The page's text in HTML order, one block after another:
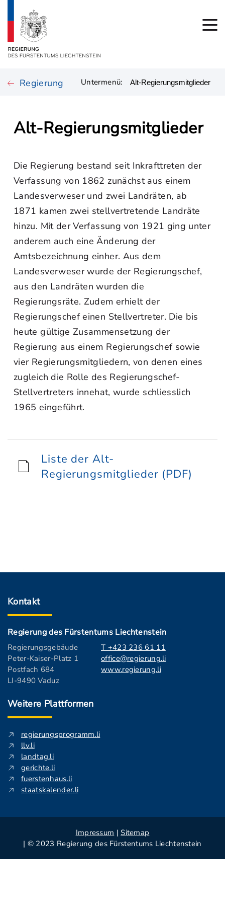
Regierung Untermenü:
Alt-Regierungsmitglieder
Die Regierung bestand seit Inkrafttreten der
Verfassung von 1862 zunächst aus einem
Landesverweser und zwei Landräten, ab
1871 kamen zwei stellvertretende Landräte
hinzu. Mit der Verfassung von 1921 ging unter
anderem auch eine Änderung der
Amtsbezeichnung einher. Aus dem
Landesverweser wurde der Regierungschef,
aus den Landräten wurden die
Regierungsräte. Zudem erhielt der
Regierungschef einen Stellvertreter. Die bis
heute gültige Zusammensetzung der
Regierung aus einem Regierungschef sowie
vier Regierungsmitgliedern, von denen eines
zugleich die Rolle des Regierungschef-
Stellvertreters innehat, wurde schliesslich
1965 eingeführt.
Liste der Alt-
Regierungsmitglieder (PDF)
Kontakt
Regierung des Fürstentums Liechtenstein
Regierungsgebäude
Peter-Kaiser-Platz 1
Postfach 684
LI-9490 Vaduz
T +423 236 61 11
office@regierung.li
www.regierung.li
Weitere Plattformen
regierungsprogramm.li
llv.li
landtag.li
gerichte.li
fuerstenhaus.li
staatskalender.li
Impressum | Sitemap
| © 2023 Regierung des Fürstentums Liechtenstein